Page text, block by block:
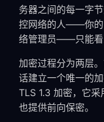
务器之间的每一字
控网络的人——你的
络管理员——只能看
加密过程分为两层
话建立一个唯一的
TLS 1.3 加密，它采
也提供前向保密。